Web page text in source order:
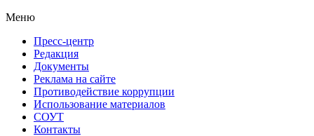
Меню
Пресс-центр
Редакция
Документы
Реклама на сайте
Противодействие коррупции
Использование материалов
СОУТ
Контакты